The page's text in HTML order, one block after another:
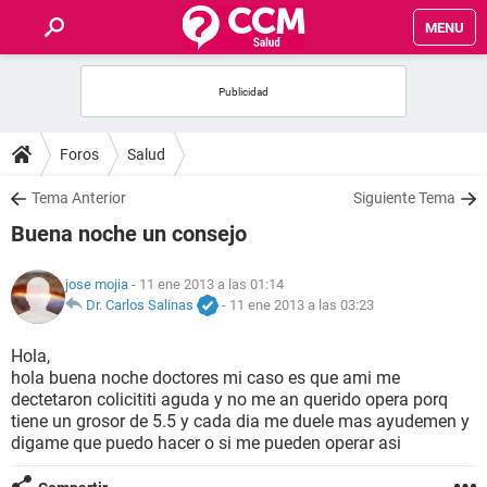
MENU
FOROS
SALUD
NUTRICIÓN
BIENESTAR
SEXUALIDAD
GLOSARIO
Foros Salud
Tema Anterior Siguiente Tema
Buena noche un consejo
jose mojia - 11 ene 2013 a las 01:14
Dr. Carlos Salinas
- 11 ene 2013 a las 03:23
Hola,
hola buena noche doctores mi caso es que ami me
dectetaron colicititi aguda y no me an querido opera porq
tiene un grosor de 5.5 y cada dia me duele mas ayudemen y
digame que puedo hacer o si me pueden operar asi